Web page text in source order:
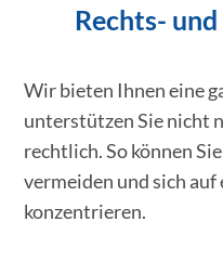
Rechts-
Wir bieten Ihnen eine
unterstützen Sie nicht
rechtlich. So können
vermeiden und sich
konzentrieren.